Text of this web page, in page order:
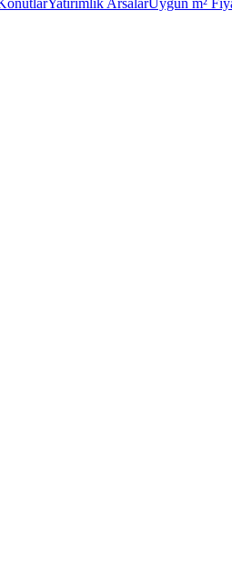
Yatırımlık ArsalarUygun m²